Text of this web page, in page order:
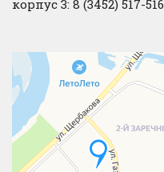
корпус 3: 8 (3452) 517-516